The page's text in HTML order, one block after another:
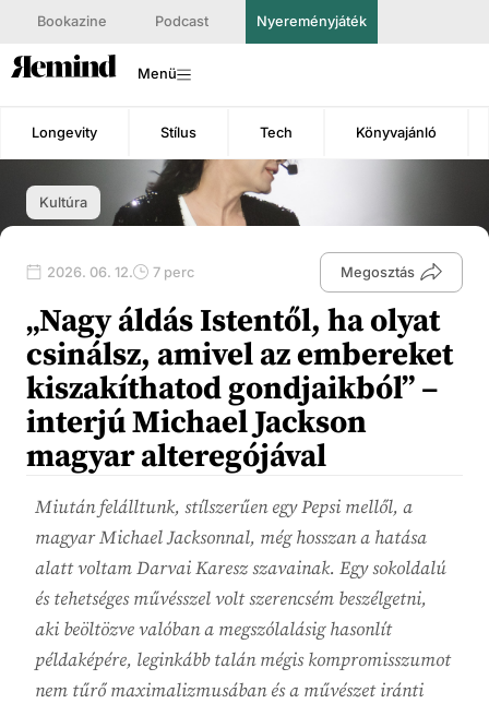
Bookazine Podcast Nyereményjáték
Menü
Longevity Stílus Tech Könyvajánló
Kultúra
2026. 06. 12. 7 perc Megosztás
„Nagy áldás Istentől, ha olyat
csinálsz, amivel az embereket
kiszakíthatod gondjaikból” –
interjú Michael Jackson
magyar alteregójával
Miután felálltunk, stílszerűen egy Pepsi mellől, a
magyar Michael Jacksonnal, még hosszan a hatása
alatt voltam Darvai Karesz szavainak. Egy sokoldalú
és tehetséges művésszel volt szerencsém beszélgetni,
aki beöltözve valóban a megszólalásig hasonlít
példaképére, leginkább talán mégis kompromisszumot
nem tűrő maximalizmusában és a művészet iránti